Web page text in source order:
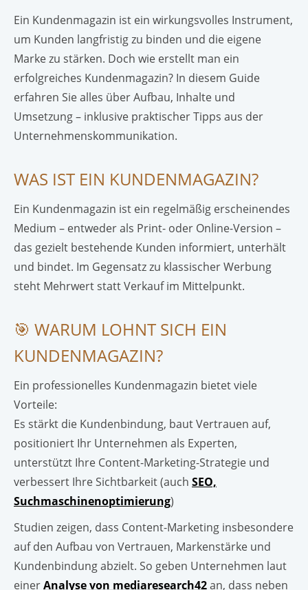
Ein Kundenmagazin ist ein wirkungsvolles Instrument,
um Kunden langfristig zu binden und die eigene
Marke zu stärken. Doch wie erstellt man ein
erfolgreiches Kundenmagazin? In diesem Guide
erfahren Sie alles über Aufbau, Inhalte und
Umsetzung – inklusive praktischer Tipps aus der
Unternehmenskommunikation.
WAS IST EIN KUNDENMAGAZIN?
Ein Kundenmagazin ist ein regelmäßig erscheinendes
Medium – entweder als Print- oder Online-Version –
das gezielt bestehende Kunden informiert, unterhält
und bindet. Im Gegensatz zu klassischer Werbung
steht Mehrwert statt Verkauf im Mittelpunkt.
🎯 WARUM LOHNT SICH EIN
KUNDENMAGAZIN?
Ein professionelles Kundenmagazin bietet viele
Vorteile:
Es stärkt die Kundenbindung, baut Vertrauen auf,
positioniert Ihr Unternehmen als Experten,
unterstützt Ihre Content-Marketing-Strategie und
verbessert Ihre Sichtbarkeit (auch SEO,
Suchmaschinenoptimierung)
Studien zeigen, dass Content-Marketing insbesondere
auf den Aufbau von Vertrauen, Markenstärke und
Kundenbindung abzielt. So geben Unternehmen laut
einerAnalyse von mediaresearch42an, dass neben